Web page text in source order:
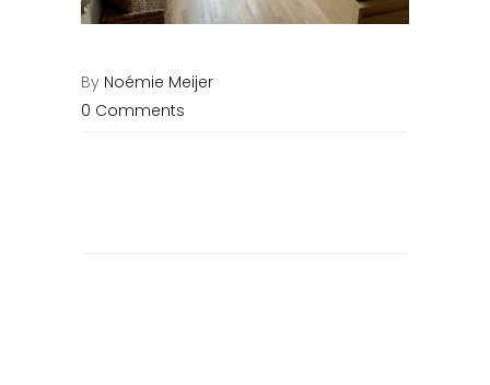
By Noémie Meijer
0 Comments